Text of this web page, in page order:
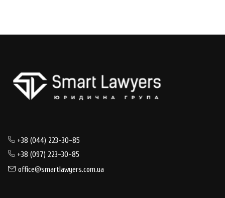
+38 (044) 223-30-85
+38 (097) 223-30-85
office@smartlawyers.com.ua